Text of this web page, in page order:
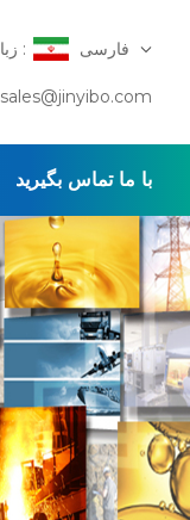
زبان : فارسی
sales@jinyibo.com
با ما تماس بگیرید